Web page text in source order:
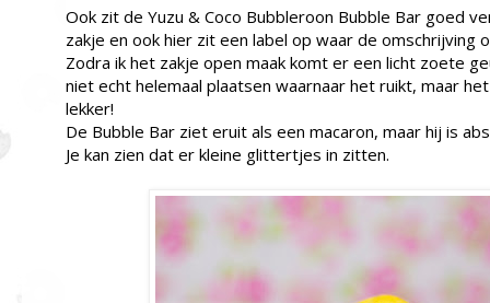
Ook zit de Yuzu & Coco Bubbleroon Bubble Bar goed
zakje en ook hier zit een label op waar de omschrijving
Zodra ik het zakje open maak komt er een licht zoete
niet echt helemaal plaatsen waarnaar het ruikt, maar
lekker!
De Bubble Bar ziet eruit als een macaron, maar hij is
Je kan zien dat er kleine glittertjes in zitten.